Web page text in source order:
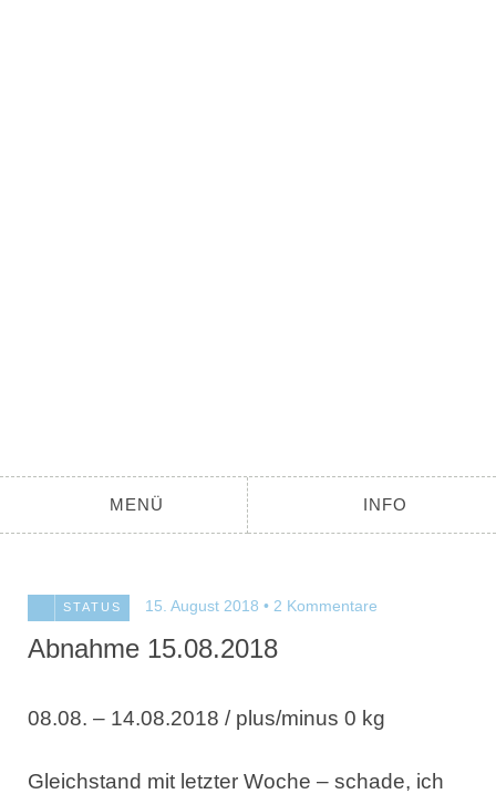
MENÜ INFO
STATUS 15. August 2018 2 Kommentare
Abnahme 15.08.2018
08.08. – 14.08.2018 / plus/minus 0 kg
Gleichstand mit letzter Woche – schade, ich